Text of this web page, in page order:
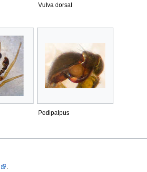
Vulva dorsal
Pedipalpus
.